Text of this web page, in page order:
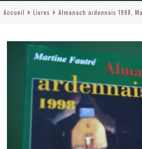
Accueil Livres Almanach ardennais 1998,